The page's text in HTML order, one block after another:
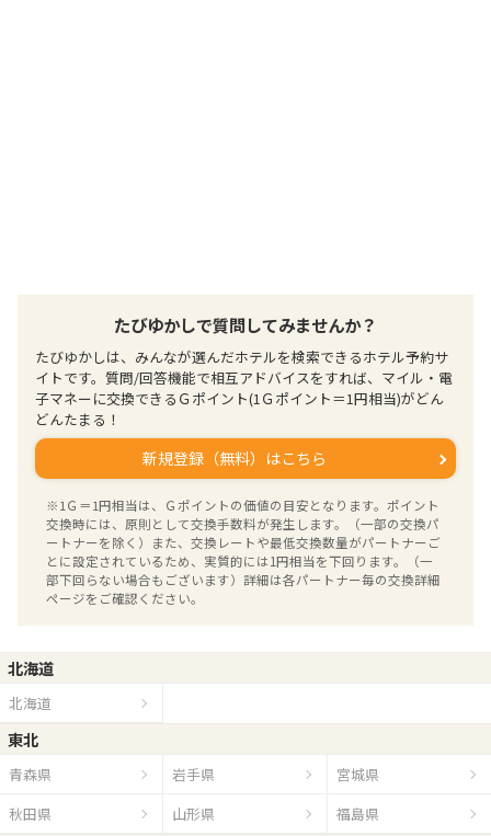
たびゆかしで質問してみませんか？
たびゆかしは、みんなが選んだホテルを検索できるホテル予約サ
イトです。質問/回答機能で相互アドバイスをすれば、マイル・電
子マネーに交換できるＧポイント(1Ｇポイント＝1円相当)がどん
どんたまる！
新規登録（無料）はこちら
※1Ｇ＝1円相当は、Ｇポイントの価値の目安となります。ポイント
交換時には、原則として交換手数料が発生します。（一部の交換パ
ートナーを除く）また、交換レートや最低交換数量がパートナーご
とに設定されているため、実質的には1円相当を下回ります。（一
部下回らない場合もございます）詳細は各パートナー毎の交換詳細
ページをご確認ください。
北海道
北海道
東北
青森県 岩手県
宮城県
秋田県
山形県 福島県